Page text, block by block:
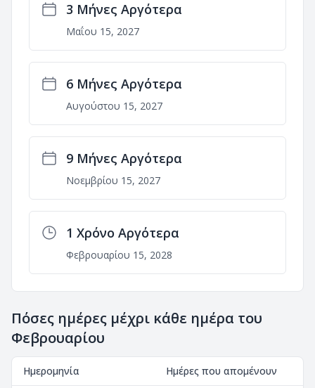
3 Μήνες Αργότερα
Μαΐου 15, 2027
6 Μήνες Αργότερα
Αυγούστου 15, 2027
9 Μήνες Αργότερα
Νοεμβρίου 15, 2027
1 Χρόνο Αργότερα
Φεβρουαρίου 15, 2028
Πόσες ημέρες μέχρι κάθε ημέρα του
Φεβρουαρίου
Ημερομηνία Ημέρες που απομένουν